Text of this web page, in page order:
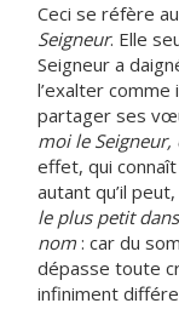
Ceci se réfère
Seigneur. Elle
Seigneur a
l’exalter
partager ses
moi le
effet, qui
autant qu’il
le plus petit
nom : car du
dépasse toute
infiniment